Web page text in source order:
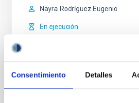
Consentimiento Detalles
Nayra Rodríguez Eugenio
En ejecución